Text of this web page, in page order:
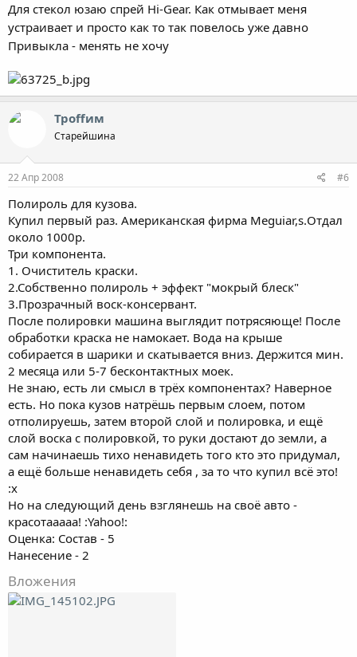
Для стекол юзаю спрей Hi-Gear. Как отмывает меня
устраивает и просто как то так повелось уже давно
Привыкла - менять не хочу
Троffим
Старейшина
22 Апр 2008 #6
Полироль для кузова.
Купил первый раз. Американская фирма Meguiar,s.Отдал
около 1000р.
Три компонента.
1. Очиститель краски.
2.Собственно полироль + эффект "мокрый блеск"
3.Прозрачный воск-консервант.
После полировки машина выглядит потрясяюще! После
обработки краска не намокает. Вода на крыше
собирается в шарики и скатывается вниз. Держится мин.
2 месяца или 5-7 бесконтактных моек.
Не знаю, есть ли смысл в трёх компонентах? Наверное
есть. Но пока кузов натрёшь первым слоем, потом
отполируешь, затем второй слой и полировка, и ещё
слой воска с полировкой, то руки достают до земли, а
сам начинаешь тихо ненавидеть того кто это придумал,
а ещё больше ненавидеть себя , за то что купил всё это!
:x
Но на следующий день взглянешь на своё авто -
красотааааа! :Yahoo!:
Оценка: Состав - 5
Нанесение - 2
Вложения